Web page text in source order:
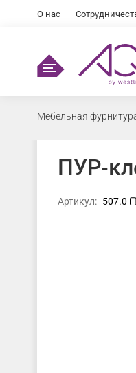
О нас
Мебельная
ПУР-
Артикул: 507.0